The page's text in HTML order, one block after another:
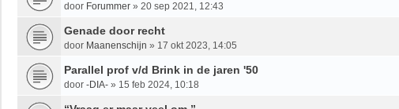
door Forummer » 20 sep 2021, 12:43
Genade door recht
door Maanenschijn » 17 okt 2023, 14:05
Parallel prof v/d Brink in de jaren '50
door -DIA- » 15 feb 2024, 10:18